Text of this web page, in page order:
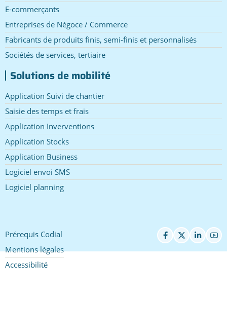
E-commerçants
Entreprises de Négoce / Commerce
Fabricants de produits finis, semi-finis et personnalisés
Sociétés de services, tertiaire
Solutions de mobilité
Application Suivi de chantier
Saisie des temps et frais
Application Inverventions
Application Stocks
Application Business
Logiciel envoi SMS
Logiciel planning
Pied
de
page
Prérequis Codial
Mentions légales
Accessibilité